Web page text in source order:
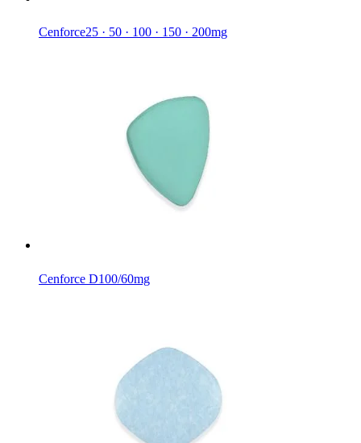
Cenforce25 · 50 · 100 · 150 · 200mg
Cenforce D100/60mg